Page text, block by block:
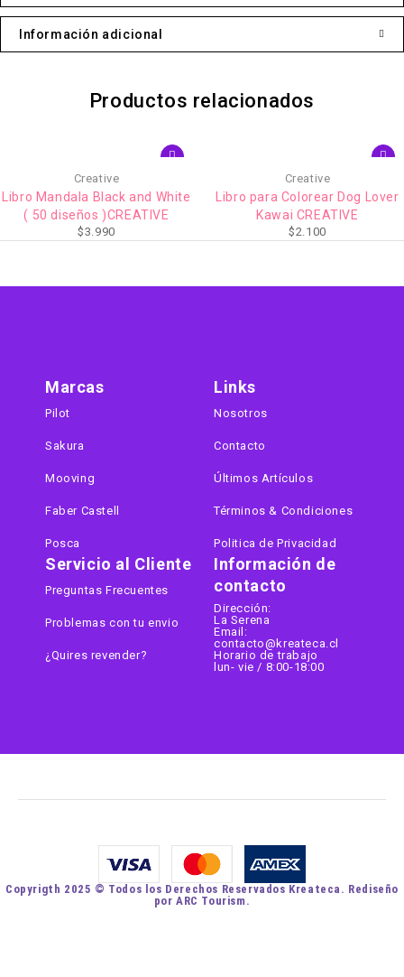
Información adicional
Productos relacionados
Creative
Libro para Colorear Dog Lover
Kawai CREATIVE
$2.100
Dactic
Libro Aprende a Escribir los
Números DACTIC
$6.990
Información de
contacto
Dirección:
La Serena
Email:
contacto@kreateca.cl
Horario de trabajo
lun- vie / 8:00-18:00
Marcas
Pilot
Sakura
Mooving
Faber Castell
Posca
Links
Nosotros
Contacto
Últimos Artículos
Términos & Condiciones
Politica de Privacidad
Servicio al Cliente
Preguntas Frecuentes
Problemas con tu envio
¿Quires revender?
Copyrigth 2025 © Todos los Derechos Reservados Kreateca. Rediseño
por ARC Tourism.